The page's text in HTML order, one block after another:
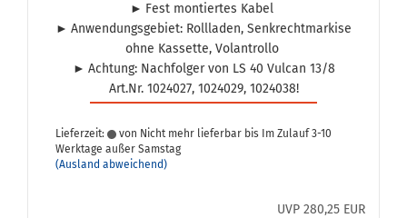
► Fest mon­tier­tes Kabel
► An­wen­dungs­ge­biet: Roll­la­den, Senk­recht­mar­ki­se
ohne Kas­set­te, Vo­l­an­trol­lo
► Ach­tung: Nach­fol­ger von LS 40 Vul­can 13/8
Art.Nr. 1024027, 1024029, 1024038!
Lieferzeit:
von Nicht mehr lieferbar bis Im Zulauf 3-10
Werktage außer Samstag
(Ausland abweichend)
UVP 280,25 EUR